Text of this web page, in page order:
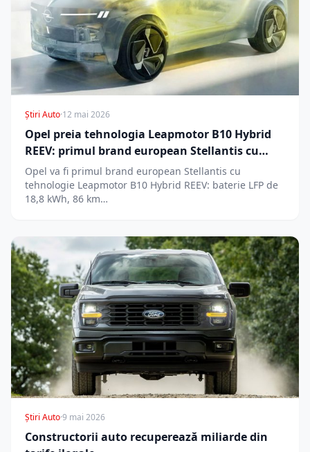
Știri Auto·12 mai 2026
Opel preia tehnologia Leapmotor B10 Hybrid
REEV: primul brand european Stellantis cu
range extender chinezesc
Opel va fi primul brand european Stellantis cu
tehnologie Leapmotor B10 Hybrid REEV: baterie LFP de
18,8 kWh, 86 km…
Știri Auto·9 mai 2026
Constructorii auto recuperează miliarde din